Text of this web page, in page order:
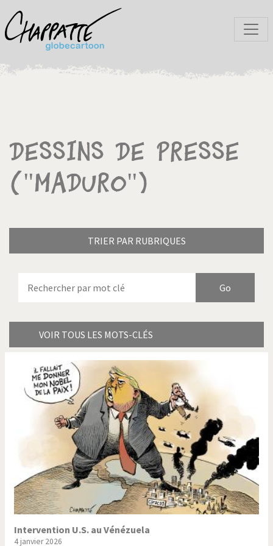
Dessins de presse
("Maduro")
TRIER PAR RUBRIQUES
VOIR TOUS LES MOTS-CLÉS
Bienvenue en Italie
Bye Biden! Catholique ou pas très?
Crise grecque
Cybermonde
Du printemps arabe à
l'hiver
Election présidentielle US Guerre en Syrie
Hopp Deutschland Israël - Palestine
L'Amérique et les armes L'Iran tremble
La Chine et nous
La Corée du Nord: guerre ou
paix?
Intervention U.S. au Vénézuela
4 janvier 2026